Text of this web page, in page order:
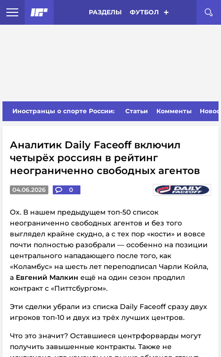
РАЗДЕЛЫ ФУТБОЛ
Иностранцы о спорте России: Статьи Комменты
Аналитик Daily Faceoff включил
четырёх россиян в рейтинг
неограниченно свободных агентов
04.06.2026 0
Ох. В нашем предыдущем топ-50 список
неограниченно свободных агентов и без того
выглядел крайне скудно, а с тех пор «кости» и вовсе
почти полностью разобрали — особенно на позиции
центрального нападающего после того, как
«Коламбус» на шесть лет переподписал Чарли Койла,
а Евгений Малкин ещё на один сезон продлил
контракт с «Питтсбургом».
Эти сделки убрали из списка Daily Faceoff сразу двух
игроков топ-10 и двух из трёх лучших центров.
Что это значит? Оставшиеся центрфорварды могут
получить завышенные контракты. Также не